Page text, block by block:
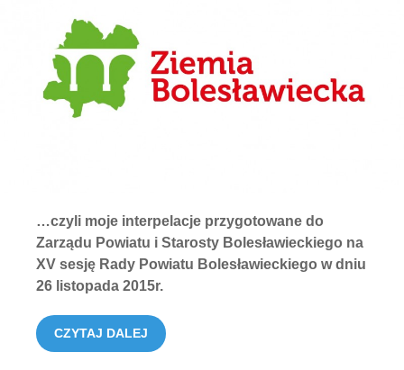
…czyli moje interpelacje przygotowane do
Zarządu Powiatu i Starosty Bolesławieckiego na
XV sesję Rady Powiatu Bolesławieckiego w dniu
26 listopada 2015r.
CZYTAJ DALEJ